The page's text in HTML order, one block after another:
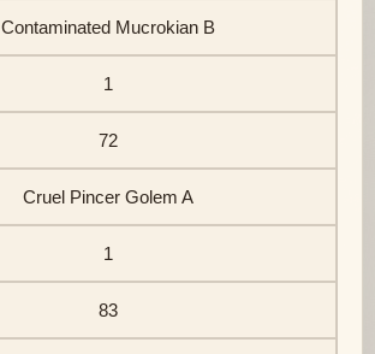
Contaminated Mucrokian B
1
72
Cruel Pincer Golem A
1
83